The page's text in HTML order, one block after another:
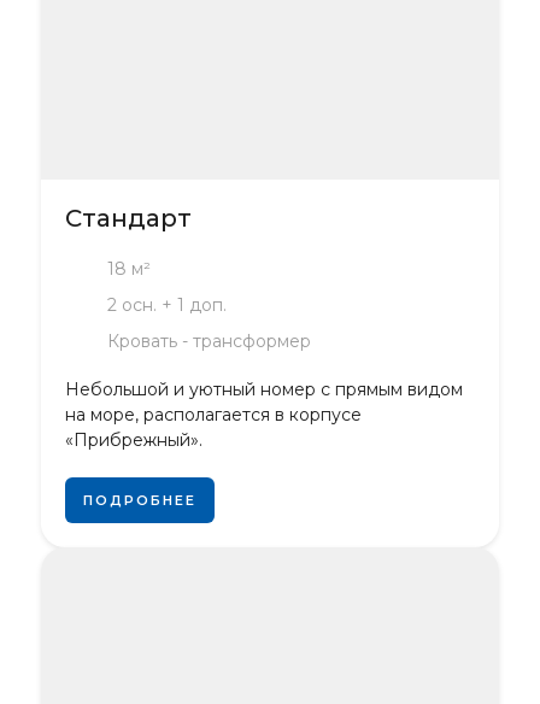
Стандарт
18 м²
2 осн. + 1 доп.
Кровать - трансформер
Небольшой и уютный номер с прямым видом
на море, располагается в корпусе
«Прибрежный».
ПОДРОБНЕЕ